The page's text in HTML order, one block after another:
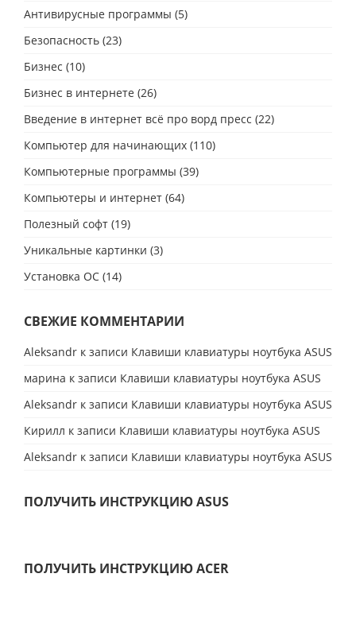
Антивирусные программы (5)
Безопасность (23)
Бизнес (10)
Бизнес в интернете (26)
Введение в интернет всё про ворд пресс (22)
Компьютер для начинающих (110)
Компьютерные программы (39)
Компьютеры и интернет (64)
Полезный софт (19)
Уникальные картинки (3)
Установка ОС (14)
СВЕЖИЕ КОММЕНТАРИИ
Aleksandr к записи Клавиши клавиатуры ноутбука ASUS
марина к записи Клавиши клавиатуры ноутбука ASUS
Aleksandr к записи Клавиши клавиатуры ноутбука ASUS
Кирилл к записи Клавиши клавиатуры ноутбука ASUS
Aleksandr к записи Клавиши клавиатуры ноутбука ASUS
ПОЛУЧИТЬ ИНСТРУКЦИЮ ASUS
ПОЛУЧИТЬ ИНСТРУКЦИЮ ACER